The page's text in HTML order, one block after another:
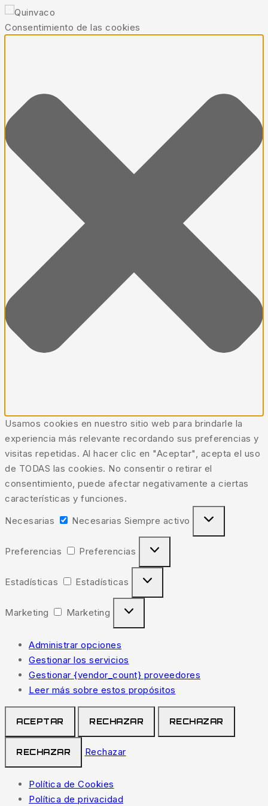
Consentimiento de las cookies
Usamos cookies en nuestro sitio web para brindarle la
experiencia más relevante recordando sus preferencias y
visitas repetidas. Al hacer clic en "Aceptar", acepta el uso
de TODAS las cookies. No consentir o retirar el
consentimiento, puede afectar negativamente a ciertas
características y funciones.
Necesarias
Necesarias Siempre activo
Preferencias Preferencias
Estadísticas Estadísticas
Marketing Marketing
Administrar opciones
Gestionar los servicios
Gestionar {vendor_count} proveedores
Leer más sobre estos propósitos
ACEPTAR RECHAZAR RECHAZAR
RECHAZAR Rechazar
Política de Cookies
Política de privacidad